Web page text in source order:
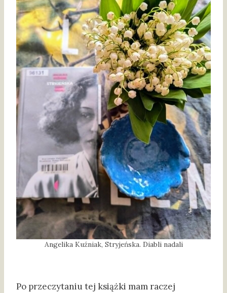
Angelika Kuźniak, Stryjeńska. Diabli nadali
Po przeczytaniu tej książki mam raczej